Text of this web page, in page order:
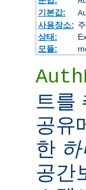
기본값:
사용장소:
상태:
모듈:
트를
공유
한
공간